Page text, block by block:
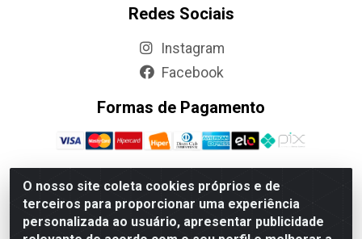
O nosso site coleta cookies próprios e de
terceiros para proporcionar uma experiência
personalizada ao usuário, apresentar publicidade
Redes Sociais
Instagram
Facebook
Formas de Pagamento
Jumbo Alimentos Cascavel - Matriz - Rua Itatiba Do Sul, 161 -
Santos Dumont, Cascavel-PR - CEP 85804-700- CNPJ